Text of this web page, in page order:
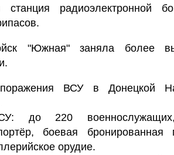
станция радиоэлектронной
"Южная" заняла более
ВСУ в Донецкой
до 220
боевая бронированная
орудие.